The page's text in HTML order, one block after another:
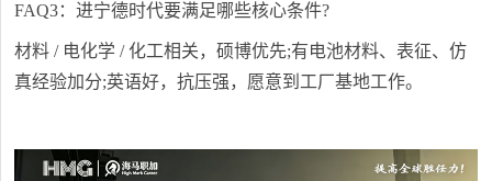
FAQ3：进宁德时代要满足哪些核心条件?
材料 / 电化学 / 化工相关，硕博优先;有电池材料、表征、仿
真经验加分;英语好，抗压强，愿意到工厂基地工作。